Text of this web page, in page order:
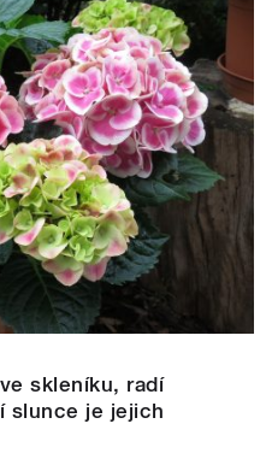
skleníku, radí
slunce je jejich